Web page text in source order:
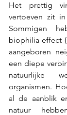
Het prettig
vertoeven zit
Sommigen
biophilia-effect
aangeboren
een diepe
natuurlijke
organismen.
al de aanblik
natuur